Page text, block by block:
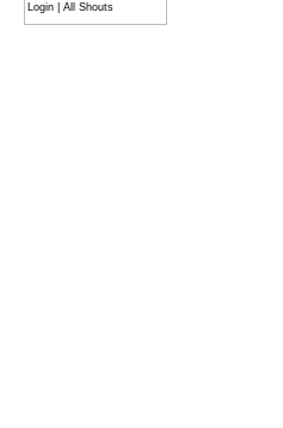
Login All Shouts